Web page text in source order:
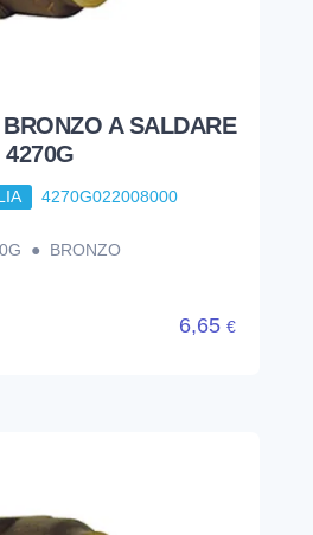
A SALDARE
4270G022008000
● BRONZO
6,65 €